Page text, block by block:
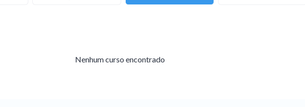
Nenhum curso encontrado